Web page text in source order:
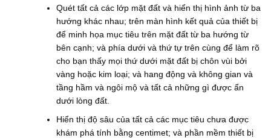
Quét tất cả các lớp mặt đất và hiển thị hình ảnh từ ba
hướng khác nhau; trên màn hình kết quả của thiết bị
để minh họa mục tiêu trên mặt đất từ ​​ba hướng từ
bên cạnh; và phía dưới và thứ tự trên cùng để làm rõ
cho bạn thấy mọi thứ dưới mặt đất bị chôn vùi bởi
vàng hoặc kim loại; và hang động và không gian và
tầng hầm và ngôi mộ và tất cả những gì được ẩn
dưới lòng đất.
Hiển thị độ sâu của tất cả các mục tiêu chưa được
khám phá tính bằng centimet; và phần mềm thiết bị